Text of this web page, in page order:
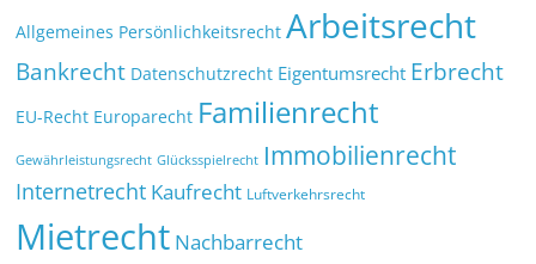
Allgemeines Persönlichkeitsrecht Arbeitsrecht
Bankrecht Datenschutzrecht Eigentumsrecht Erbrecht
EU-Recht Europarecht Familienrecht
Gewährleistungsrecht Glücksspielrecht Immobilienrecht
Internetrecht Kaufrecht Luftverkehrsrecht
Mietrecht Nachbarrecht